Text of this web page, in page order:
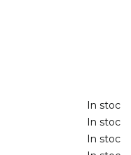
In stoc
In stoc
In stoc